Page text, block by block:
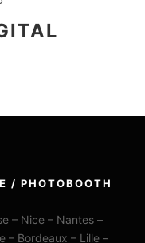
/ PHOTOBOOTH
– Nice – Nantes –
– Bordeaux – Lille –